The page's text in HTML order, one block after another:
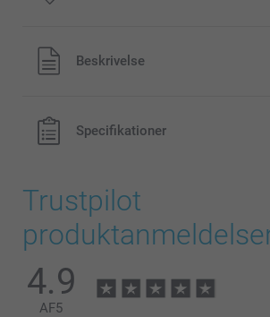
Alle priser inklusive moms og uden
forsendelsesomkostninger
Beskrivelse
Specifikationer
Trustpilot
4.9
AF5